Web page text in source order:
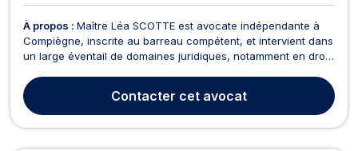
À propos : Maître Léa SCOTTE est avocate indépendante à
Compiègne, inscrite au barreau compétent, et intervient dans
un large éventail de domaines juridiques, notamment en droit
Elle dispose également d’une solide expertise en droit de la
consommation, droit de la coprop...
Contacter cet avocat